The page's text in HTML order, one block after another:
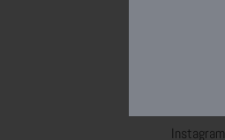
Instagram